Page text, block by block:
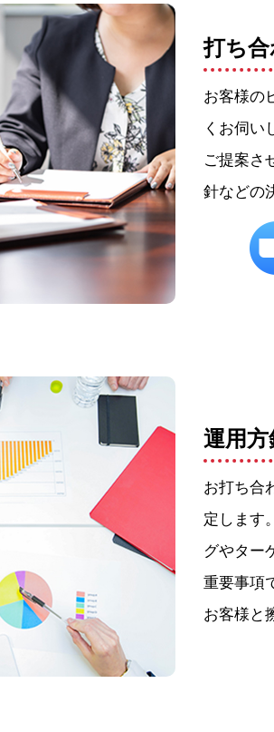
打ち
お客様の
くお伺い
ご提案さ
針などの
運用
お打ち合
定します
グやター
重要事項
お客様と